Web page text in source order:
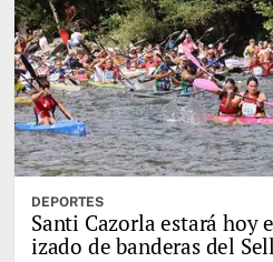
DEPORTES
Santi Cazorla estará hoy
izado de banderas del